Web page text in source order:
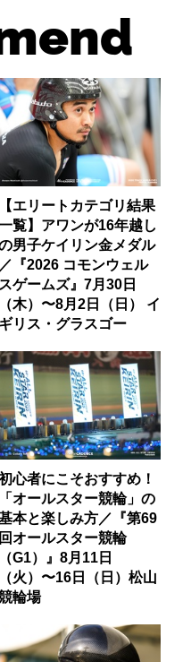
【エリートカテゴリ結果
覧】アワンが16年越し
男子ケイリン金メダル
／『2026 コモンウェル
スゲームズ』7月30日
（木）〜8月2日（日） イ
ギリス・グラスゴー
心者にこそおすすめ！
「オールスター競輪」の
本と楽しみ方／『第69
回オールスター競輪
（G1）』8月11日
（火）〜16日（日）松山
輪場